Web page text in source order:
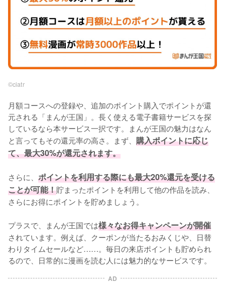
©︎ciatr
月額コースへの登録や、追加のポイント購入でポイントが還
元される「まんが王国」。長く使える電子書籍サービスを探
しているなら本サービス一択です。まんが王国の魅力はなん
と言ってもその還元率の高さ。まず、 購入ポイントに応じ
て、最大30%が還元されます。
さらに、 ポイントを利用する際にも最大20%還元を受ける
ことが可能！貯まったポイントを利用して他の作品を読み、
さらにお得にポイントを貯めましょう。
プラスで、まんが王国では様々なお得キャンペーンが開催
されています。例えば、クーポンが当たるおみくじや、日替
わりタイムセールなど……。毎日の来店ポイントも貯められ
るので、日常的に漫画を読む人には魅力的なサービスです。
AD